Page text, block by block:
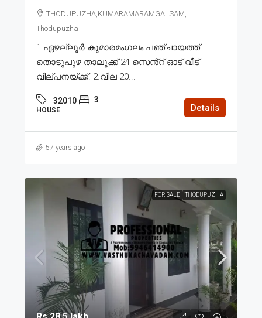
THODUPUZHA,KUMARAMARAMGALSAM,
Thodupuzha
1.ഏഴല്ലൂർ കുമാരമംഗലം പഞ്ചായത്ത്
തൊടുപുഴ താലൂക്ക് 24 സെൻ്റ് ഓട് വീട്
വില്പനയ്ക്ക്. 2.വില 20...
32010 3
HOUSE Details
57 years ago
FOR SALE THODUPUZHA